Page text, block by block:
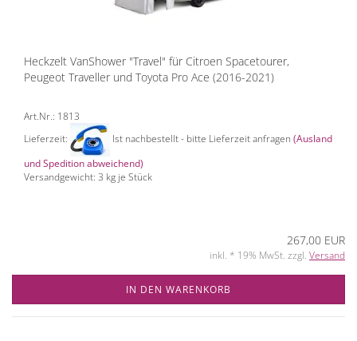
Heckzelt VanShower "Travel" für Citroen Spacetourer,
Peugeot Traveller und Toyota Pro Ace (2016-2021)
Art.Nr.: 1813
Lieferzeit:
Ist nachbestellt - bitte Lieferzeit anfragen (Ausland
und Spedition abweichend)
Versandgewicht: 3 kg je Stück
267,00 EUR
inkl. * 19% MwSt. zzgl. Versand
IN DEN WARENKORB